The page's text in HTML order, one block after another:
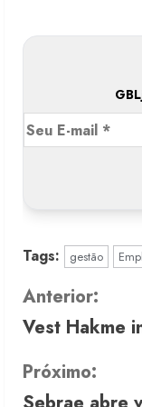
Tags: gestão
C
o
n
Anterior:
Vest Hakme
Próximo: